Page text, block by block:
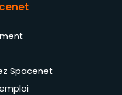
Spacenet